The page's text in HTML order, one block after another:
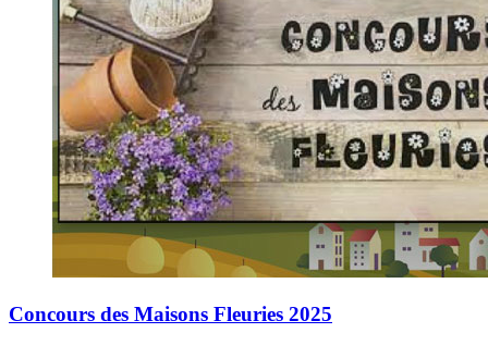
Concours des Maisons Fleuries 2025